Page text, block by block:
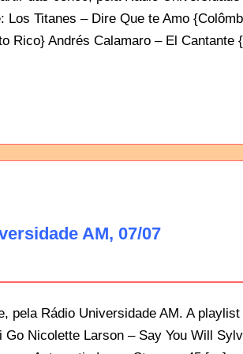
Titanes – Dire Que te Amo
Rico} Andrés Calamaro – El Cantante
AM, 07/07
pela Rádio Universidade AM. A
Nicolette Larson – Say You Will